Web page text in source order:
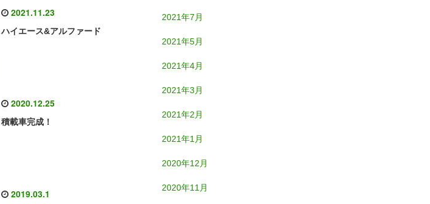
2021.11.23
ハイエース&アルファード
2020.12.25
積載車完成！
2019.03.1
2021年7月
2021年5月
2021年4月
2021年3月
2021年2月
2021年1月
2020年12月
2020年11月